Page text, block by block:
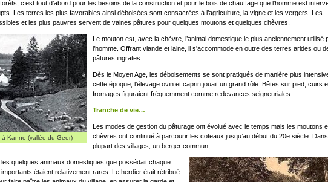
c’est tout d’abord pour les besoins de la construction et pour le bois de chauffage que l’homme est
Les terres les plus favorables ainsi déboisées sont consacrées à l’agriculture, la vigne et les vergers. Les
et les plus pauvres servent de vaines pâtures pour quelques moutons et quelques chèvres.
Kanne (vallée du Geer)
Le mouton est, avec la chèvre, l’animal domestique le plus anciennement utilisé
l’homme. Offrant viande et laine, il s'accommode en outre des terres arides ou
pâtures ingrates.
Dès le Moyen Age, les déboisements se sont pratiqués de manière plus
cette époque, l’élevage ovin et caprin jouait un grand rôle. Bêtes sur pied, cuirs
fromages figuraient fréquemment comme redevances seigneuriales.
Tranche de vie…
Les modes de gestion du pâturage ont évolué avec le temps mais les moutons
chèvres ont continué à parcourir les coteaux jusqu’au début du 20e siècle.
plupart des villages, un berger commun,
les quelques animaux domestiques que possédait chaque
étaient relativement rares. Le herdier était rétribué